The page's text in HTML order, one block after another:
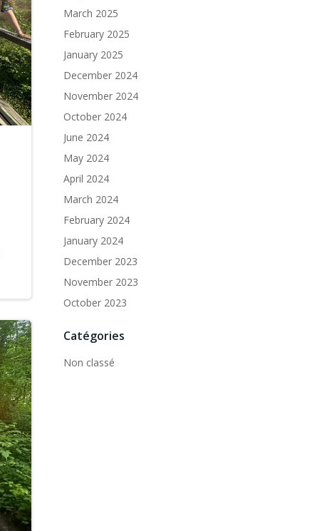
March 2025
February 2025
January 2025
December 2024
November 2024
October 2024
June 2024
May 2024
April 2024
March 2024
February 2024
January 2024
December 2023
November 2023
October 2023
Catégories
Non classé